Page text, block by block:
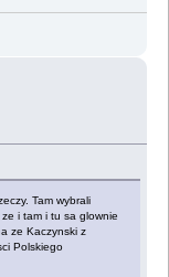
Tam wybrali
i tam i tu sa glownie
ze Kaczynski z
Polskiego